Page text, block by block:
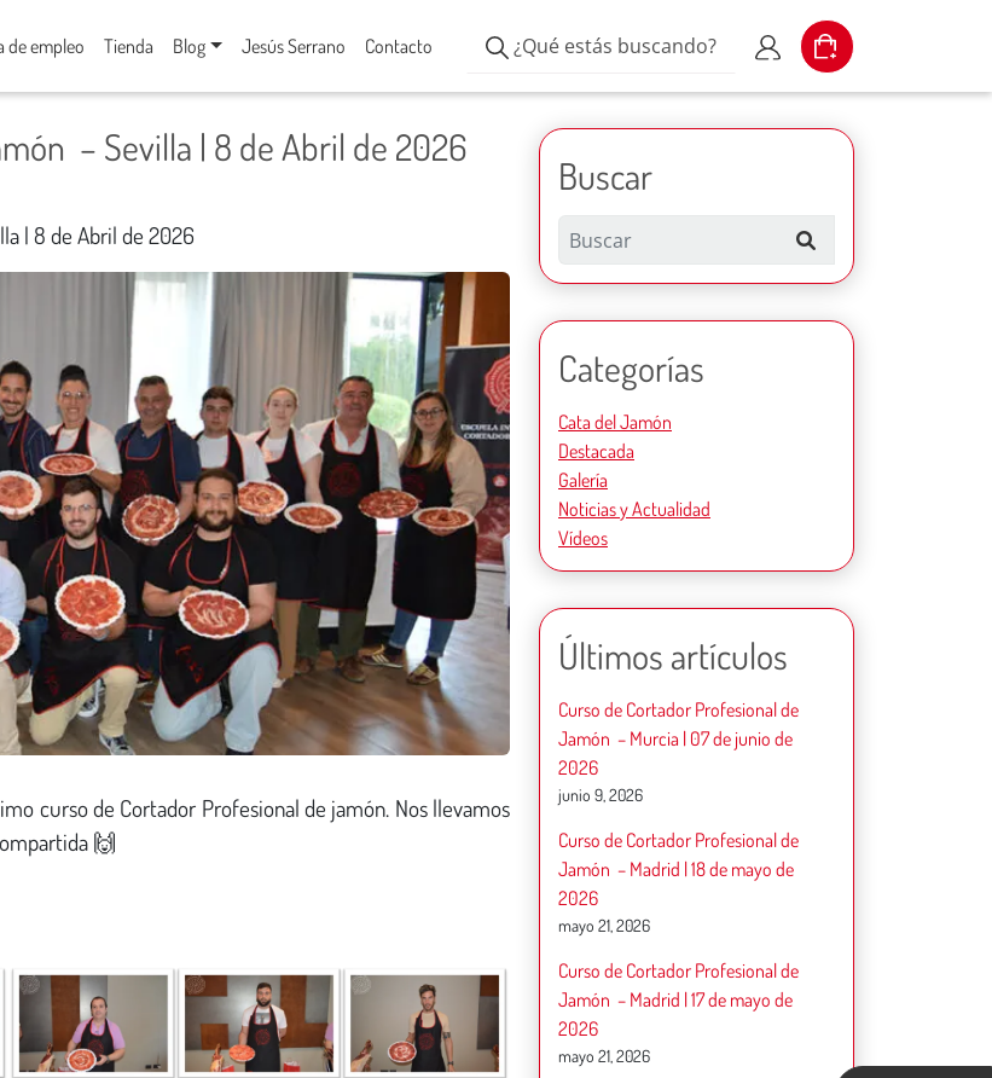
de empleo Tienda Blog Jesús Serrano Contacto
¿Qué estás buscando?
Mi cuenta
Cart
– Sevilla | 8 de Abril de 2026
| 8 de Abril de 2026
curso de Cortador Profesional de jamón. Nos llevamos
🙌
Buscar
Categorías
Cata del Jamón
Destacada
Galería
Noticias y Actualidad
Vídeos
Últimos artículos
Curso de Cortador Profesional de
Jamón – Murcia | 07 de junio de
2026
junio 9, 2026
Curso de Cortador Profesional de
Jamón – Madrid | 18 de mayo de
2026
mayo 21, 2026
Curso de Cortador Profesional de
Jamón – Madrid | 17 de mayo de
2026
mayo 21, 2026